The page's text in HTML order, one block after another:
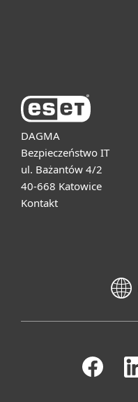
DAGMA
Bezpieczeństwo IT
ul. Bażantów 4/2
40-668 Katowice
Kontakt